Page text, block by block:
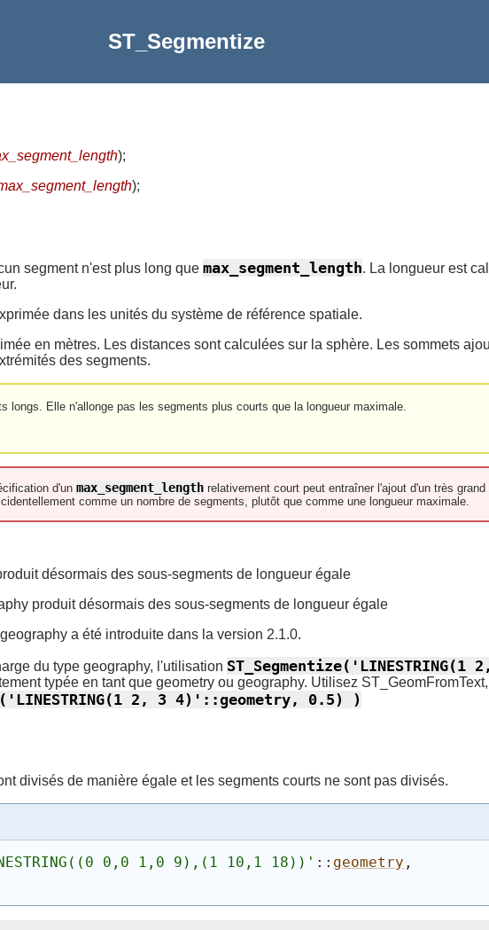
ST_Segmentize
);
);
segment n'est plus long que max_segment_length. La longueur est
dans les unités du système de référence spatiale.
en mètres. Les distances sont calculées sur la sphère. Les sommets
des segments.
longs. Elle n'allonge pas les segments plus courts que la longueur maximale.
d'unmax_segment_length relativement court peut entraîner l'ajout d'un très
comme un nombre de segments, plutôt que comme une longueur maximale.
désormais des sous-segments de longueur égale
produit désormais des sous-segments de longueur égale
a été introduite dans la version 2.1.0.
du type geography, l'utilisation
typée en tant que geometry ou geography. Utilisez
2, 3 4)'::geometry, 0.5) )
divisés de manière égale et les segments courts ne sont pas divisés.
0,0 1,0 9),(1 10,1 18)) ' :: geometry ,